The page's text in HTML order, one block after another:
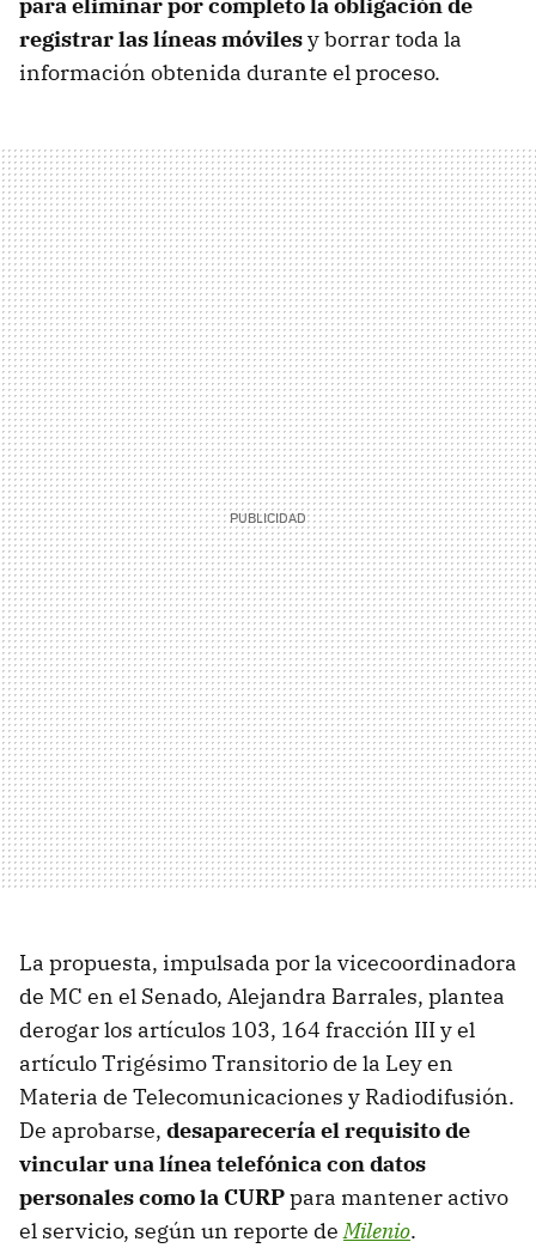
para eliminar por completo la obligación de
registrar las líneas móvilesy borrar toda la
información obtenida durante el proceso.
La propuesta, impulsada por la vicecoordinadora
de MC en el Senado, Alejandra Barrales, plantea
derogar los artículos 103, 164 fracción III y el
artículo Trigésimo Transitorio de la Ley en
Materia de Telecomunicaciones y Radiodifusión.
De aprobarse, desaparecería el requisito de
vincular una línea telefónica con datos
personales como la CURPpara mantener activo
el servicio, según un reporte deMilenio.